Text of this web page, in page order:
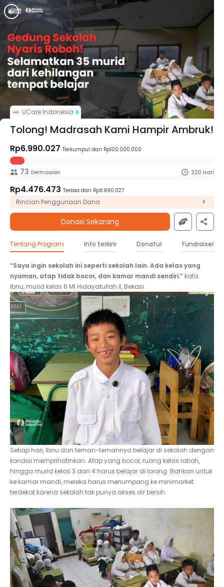
UCare Indonesia
Tolong! Madrasah Kami Hampir Ambruk!
Rp6.990.027 Terkumpul dari Rp100.000.000
73 Dermawan 220 Hari
Rp4.476.473 Tersisa dari Rp6.990.027
Rincian Penggunaan Dana
Donasi Sekarang
Tentang Program Info terkini Donatur Fundraiser
“Saya ingin sekolah ini seperti sekolah lain. Ada kelas yang
nyaman, atap tidak bocor, dan kamar mandi sendiri.” kata
Ibnu, murid kelas 6 MI Hidayatullah II, Bekasi.
Setiap hari, Ibnu dan teman-temannya belajar di sekolah dengan
kondisi memprihatinkan. Atap yang bocor, ruang kelas roboh,
hingga murid kelas 3 dan 4 harus belajar di lorong. Bahkan untuk
ke kamar mandi, mereka harus menumpang ke minimarket
terdekat karena sekolah tak punya akses air bersih.